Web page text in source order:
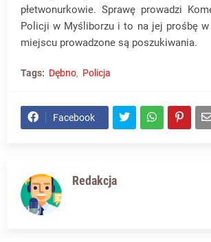
płetwonurkowie. Sprawę prowadzi
Policji w Myśliborzu i to na jej prośbę
miejscu prowadzone są poszukiwania.
Tags: Dębno Policja
Facebook
Redakcja